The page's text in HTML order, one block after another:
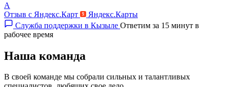
А
Отзыв с Яндекс.Карт
Яндекс.Карты
Служба поддержки в Кызыле Ответим за 15 минут в
рабочее время
Наша команда
В своей команде мы собрали сильных и талантливых